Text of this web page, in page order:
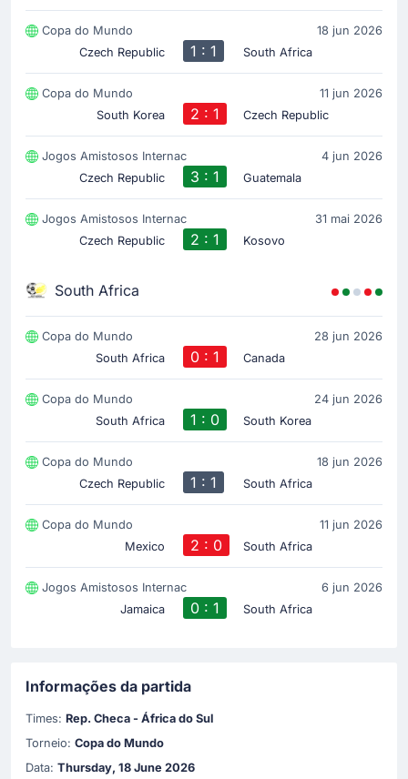
Copa do Mundo
18 jun 2026
Czech Republic
1 : 1 South Africa
Copa do Mundo
11 jun 2026
South Korea
2 : 1 Czech Republic
Jogos Amistosos Internac
4 jun 2026
Czech Republic
3 : 1 Guatemala
Jogos Amistosos Internac
31 mai 2026
Czech Republic
2 : 1 Kosovo
South Africa
Copa do Mundo
28 jun 2026
South Africa
0 : 1 Canada
Copa do Mundo
24 jun 2026
South Africa
1 : 0 South Korea
Copa do Mundo
18 jun 2026
Czech Republic
1 : 1 South Africa
Copa do Mundo
11 jun 2026
Mexico
2 : 0 South Africa
Jogos Amistosos Internac
6 jun 2026
Jamaica
0 : 1 South Africa
Informações da partida
Times: Rep. Checa - África do Sul
Torneio: Copa do Mundo
Data: Thursday, 18 June 2026